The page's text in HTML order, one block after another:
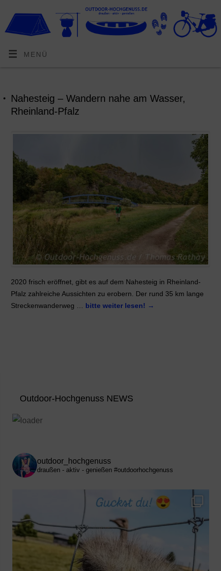
MENÜ
Nahesteig – Wandern nahe am Wasser,
Rheinland-Pfalz
2020 frisch eröffnet, gibt es auf dem Nahesteig in Rheinland-
Pfalz zahlreiche Aussichten zu erobern. Der rund 35 km lange
Streckenwanderweg … bitte weiter lesen! →
Outdoor-Hochgenuss NEWS
outdoor_hochgenuss
draußen - aktiv - genießen #outdoorhochgenuss